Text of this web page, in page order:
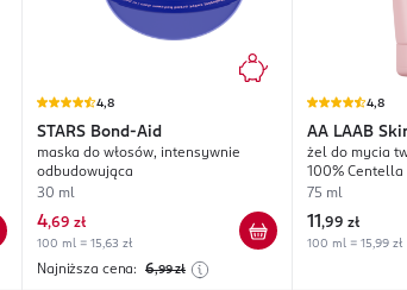
4,8
STARS Bond-Aid
maska do włosów, intensywnie
odbudowująca
30 ml
4,69 zł
100 ml = 15,63 zł
Najniższa cena: 6,99 zł
4,8
AA LAAB
Protection
żel do mycia
100% Centella
75 ml
11 ,99 zł
100 ml = 15,99 zł